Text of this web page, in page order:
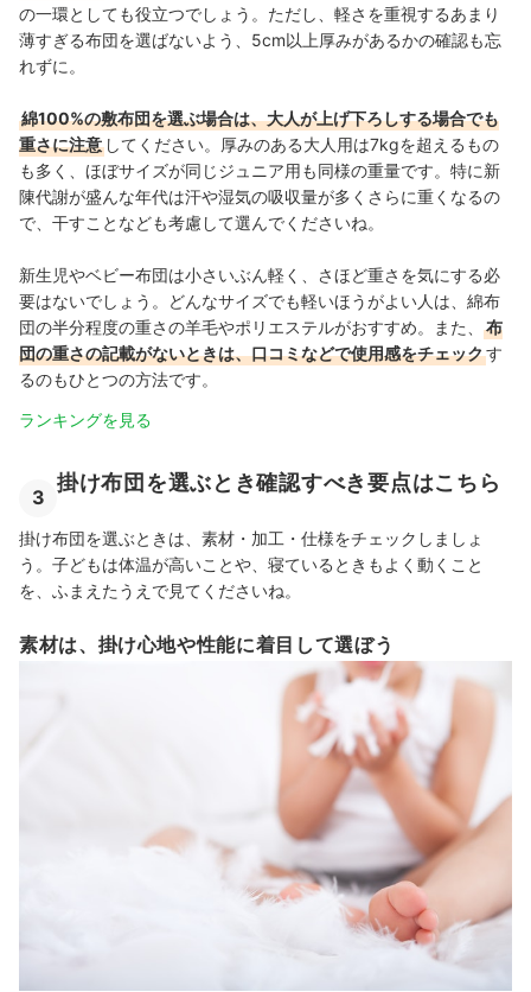
の一環としても役立つでしょう。ただし、軽さを重視するあまり
薄すぎる布団を選ばないよう、5cm以上厚みがあるかの確認も忘
れずに。
綿100%の敷布団を選ぶ場合は、大人が上げ下ろしする場合でも
重さに注意 してください。厚みのある大人用は7kgを超えるもの
も多く、ほぼサイズが同じジュニア用も同様の重量です。特に新
陳代謝が盛んな年代は汗や湿気の吸収量が多くさらに重くなるの
で、干すことなども考慮して選んでくださいね。
新生児やベビー布団は小さいぶん軽く、さほど重さを気にする必
要はないでしょう。どんなサイズでも軽いほうがよい人は、綿布
団の半分程度の重さの羊毛やポリエステルがおすすめ。また、
布
団の重さの記載がないときは、口コミなどで使用感をチェックす
るのもひとつの方法です。
ランキングを見る
3
掛け布団を選ぶとき確認すべき要点はこちら
掛け布団を選ぶときは、素材・加工・仕様をチェックしましょ
う。子どもは体温が高いことや、寝ているときもよく動くこと
を、ふまえたうえで見てくださいね。
素材は、掛け心地や性能に着目して選ぼう